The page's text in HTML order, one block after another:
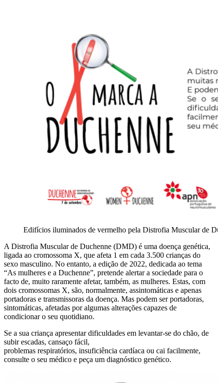
Edifícios iluminados de vermelho pela Distrofia Muscular de
A Distrofia Muscular de Duchenne (DMD) é uma doença genética,
ligada ao cromossoma X, que afeta 1 em cada 3.500 crianças do
sexo masculino. No entanto, a edição de 2022, dedicada ao tema
“As mulheres e a Duchenne”, pretende alertar a sociedade para o
facto de, muito raramente afetar, também, as mulheres. Estas, com
dois cromossomas X, são, normalmente, assintomáticas e apenas
portadoras e transmissoras da doença. Mas podem ser portadoras,
sintomáticas, afetadas por algumas alterações capazes de
condicionar o seu quotidiano.
Se a sua criança apresentar dificuldades em levantar-se do chão, de
subir escadas, cansaço fácil,
problemas respiratórios, insuficiência cardíaca ou cai facilmente,
consulte o seu médico e peça um diagnóstico genético.